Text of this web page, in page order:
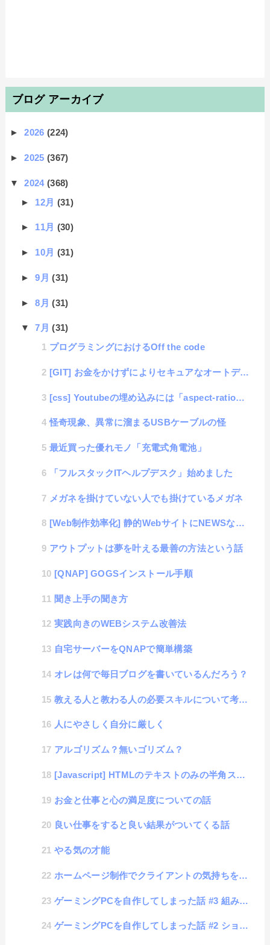
ブログ アーカイブ
►2026(224)
►2025(367)
▼2024(368)
► 12月 (31)
► 11月 (30)
► 10月 (31)
►9月(31)
►8月(31)
▼7月(31)
プログラミングにおけるOff the code
[GIT] お金をかけずによりセキュアなオートデプロイ構築奮戦記
[css] Youtubeの埋め込みには「aspect-ratio」を使おう！
怪奇現象、異常に溜まるUSBケーブルの怪
最近買った優れモノ「充電式角電池」
「フルスタックITヘルプデスク」始めました
メガネを掛けていない人でも掛けているメガネ
[Web制作効率化] 静的WebサイトにNEWSなどの動的機能を入れる方法
アウトプットは夢を叶える最善の方法という話
[QNAP] GOGSインストール手順
聞き上手の聞き方
実践向きのWEBシステム改善法
自宅サーバーをQNAPで簡単構築
オレは何で毎日ブログを書いているんだろう？
教える人と教わる人の必要スキルについて考えた話
人にやさしく自分に厳しく
アルゴリズム？無いゴリズム？
[Javascript] HTMLのテキストのみの半角スペースを置換する方法
お金と仕事と心の満足度についての話
良い仕事をすると良い結果がついてくる話
やる気の才能
ホームページ制作でクライアントの気持ちを理解する話
ゲーミングPCを自作してしまった話 #3 組み立て編
ゲーミングPCを自作してしまった話 #2 ショップ購入編